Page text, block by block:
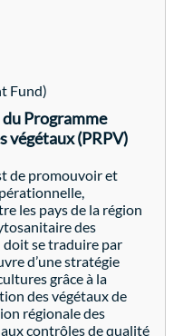
Fund)
Programme
végétaux (PRPV)
de promouvoir et
les pays de la région
des
se traduire par
d’une stratégie
grâce à la
des végétaux de
régionale des
contrôles de qualité